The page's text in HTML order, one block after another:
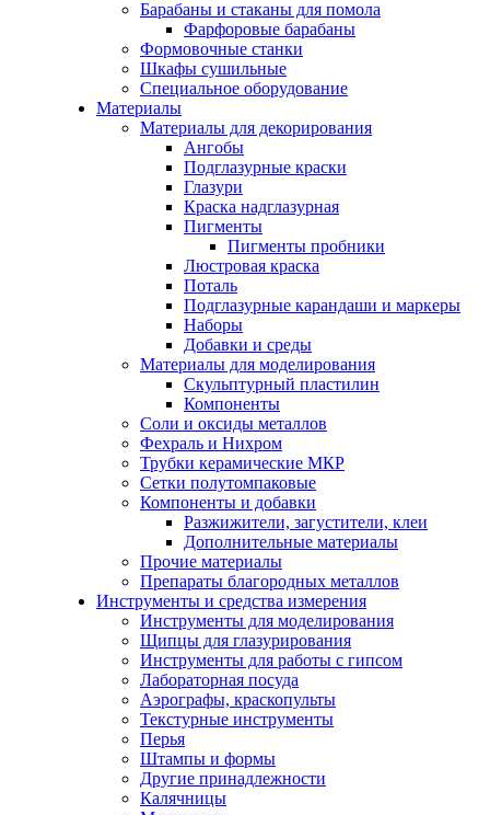
Барабаны и стаканы для помола
Фарфоровые барабаны
Формовочные станки
Шкафы сушильные
Специальное оборудование
Материалы
Материалы для декорирования
Ангобы
Подглазурные краски
Глазури
Краска надглазурная
Пигменты
Пигменты пробники
Люстровая краска
Поталь
Подглазурные карандаши и маркеры
Наборы
Добавки и среды
Материалы для моделирования
Скульптурный пластилин
Компоненты
Соли и оксиды металлов
Фехраль и Нихром
Трубки керамические МКР
Сетки полутомпаковые
Компоненты и добавки
Разжижители, загустители, клеи
Дополнительные материалы
Прочие материалы
Препараты благородных металлов
Инструменты и средства измерения
Инструменты для моделирования
Щипцы для глазурирования
Инструменты для работы с гипсом
Лабораторная посуда
Аэрографы, краскопульты
Текстурные инструменты
Перья
Штампы и формы
Другие принадлежности
Калячницы